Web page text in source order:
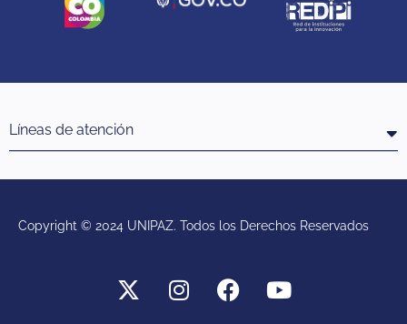
Líneas de atención
Copyright © 2024 UNIPAZ. Todos los Derechos Reservados